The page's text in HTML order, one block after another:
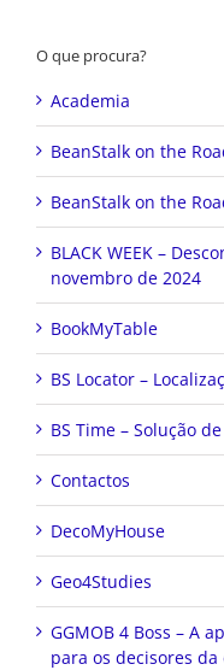
O que procura?
Academia
BeanStalk on the
BeanStalk on the
BLACK WEEK –
novembro de 2024
BookMyTable
BS Locator –
BS Time – Solução
Contactos
DecoMyHouse
Geo4Studies
GGMOB 4 Boss – A
para os decisores da